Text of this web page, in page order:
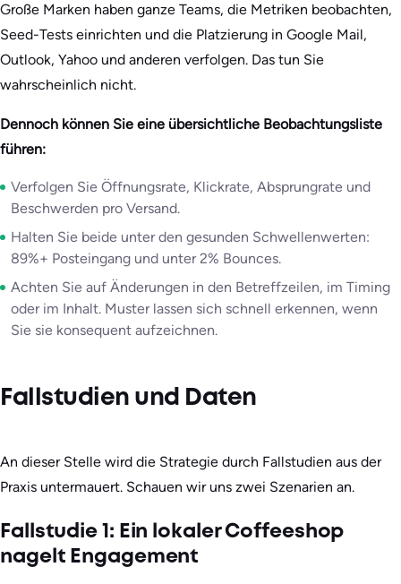
Große Marken haben ganze Teams, die Metriken beobachten,
Seed-Tests einrichten und die Platzierung in Google Mail,
Outlook, Yahoo und anderen verfolgen. Das tun Sie
wahrscheinlich nicht.
Dennoch können Sie eine übersichtliche Beobachtungsliste
führen:
Verfolgen Sie Öffnungsrate, Klickrate, Absprungrate und
Beschwerden pro Versand.
Halten Sie beide unter den gesunden Schwellenwerten:
89%+ Posteingang und unter 2% Bounces.
Achten Sie auf Änderungen in den Betreffzeilen, im Timing
oder im Inhalt. Muster lassen sich schnell erkennen, wenn
Sie sie konsequent aufzeichnen.
Fallstudien und Daten
An dieser Stelle wird die Strategie durch Fallstudien aus der
Praxis untermauert. Schauen wir uns zwei Szenarien an.
Fallstudie 1: Ein lokaler Coffeeshop
nagelt Engagement